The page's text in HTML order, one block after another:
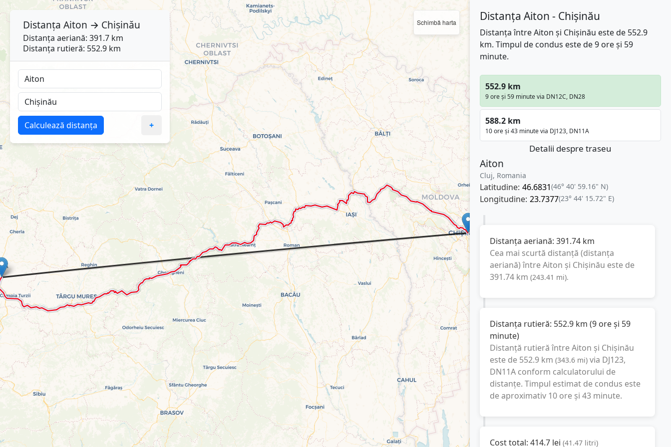
Schimbă harta Distanța Aiton - Chișinău
Distanța între Aiton și Chișinău este de 552.9
km. Timpul de condus este de 9 ore și 59
minute.
552.9 km
9 ore și 59 minute via DN12C, DN28
588.2 km
10 ore și 43 minute via DJ123, DN11A
Detalii despre traseu
Aiton
Cluj, Romania
Latitudine: 46.6831(46° 40' 59.16" N)
Longitudine: 23.7377(23° 44' 15.72" E)
Distanța aeriană: 391.74 km
Cea mai scurtă distanță (distanța
aeriană) întreAiton și Chișinău este de
391.74 km (243.41 mi).
Distanța rutieră: 552.9 km (9 ore și 59
minute)
Distanță rutieră întreAiton și Chișinău
este de 552.9 km (343.6 mi) via DJ123,
DN11Aconform calculatorului de
distanțe. Timpul estimat de condus este
de aproximativ 10 ore și 43 minute.
Cost total: 414.7 lei (41.47 litri)
Distanța Aiton → Chișinău
Distanța aeriană: 391.7 km
Distanța rutieră: 552.9 km
Calculează distanța +